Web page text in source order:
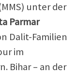
unter der
Parmar
Dalit-Familien
im
Bihar – an der